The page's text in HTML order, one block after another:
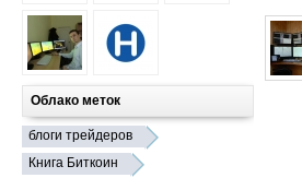
Облако меток
блоги трейдеров
Книга Биткоин